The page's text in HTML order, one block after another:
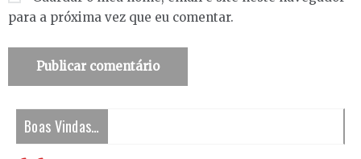
para a próxima vez que eu comentar.
Boas Vindas…